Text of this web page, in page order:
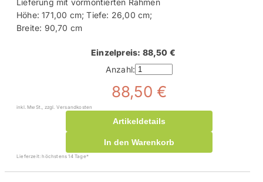
Lieferung mit vormontierten Rahmen
Höhe: 171,00 cm; Tiefe: 26,00 cm;
Breite: 90,70 cm
Einzelpreis: 88,50 €
Anzahl:
88,50 €
inkl. MwSt., zzgl. Versandkosten
Artikeldetails
In den Warenkorb
Lieferzeit: höchstens 14 Tage*